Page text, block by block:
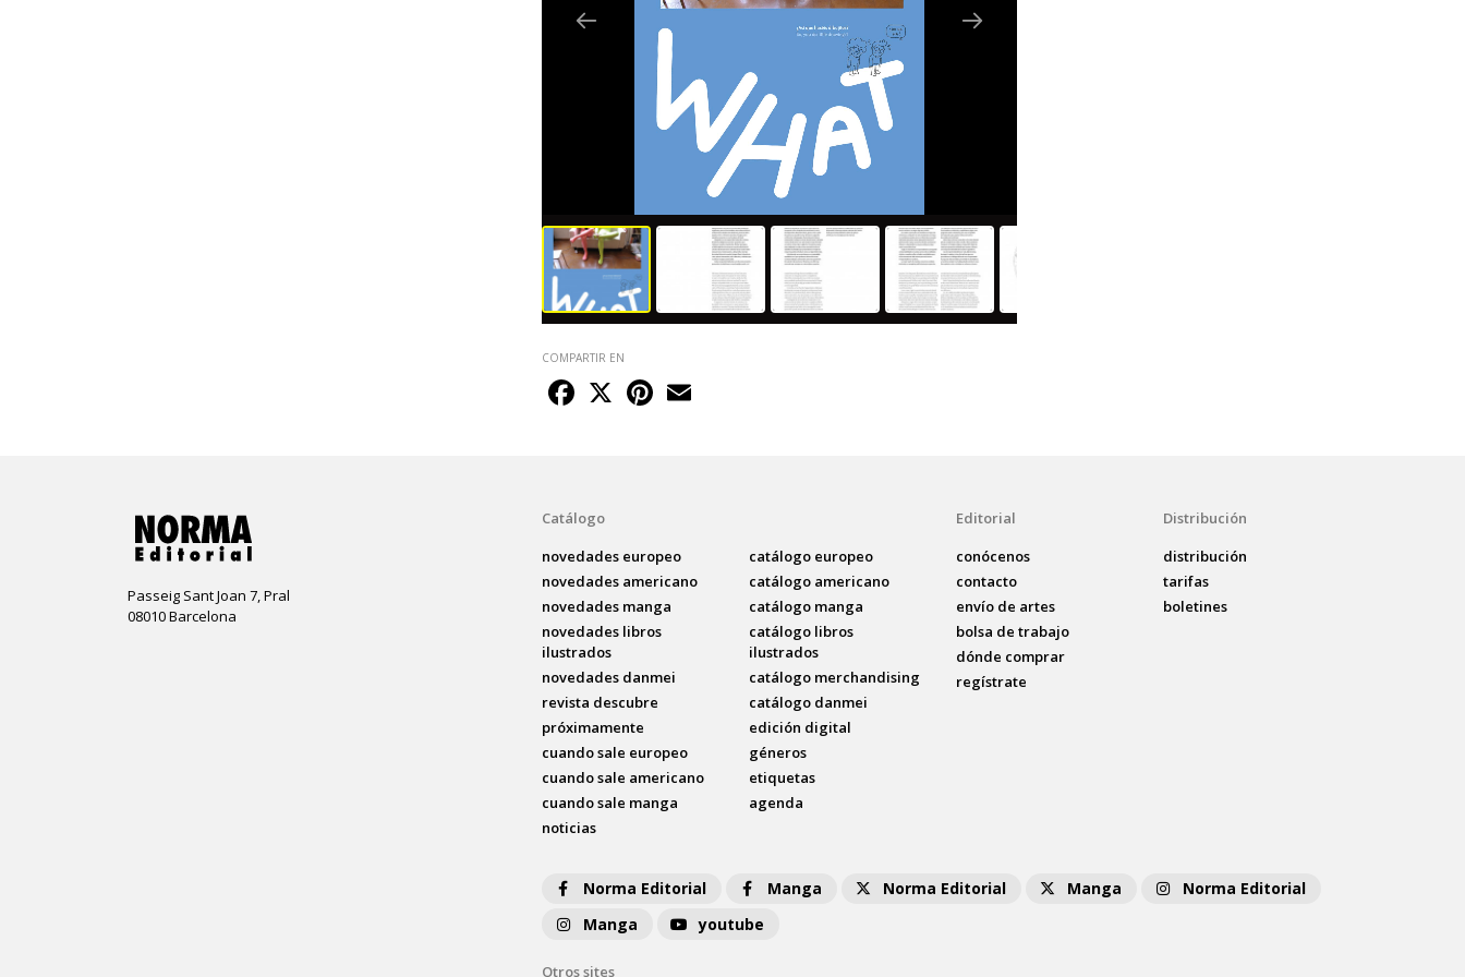
COMPARTIR EN
Facebook
X Pinterest
Passeig Sant Joan 7, Pral
08010 Barcelona
Catálogo
novedades europeo
novedades americano
novedades manga
novedades libros
ilustrados
novedades danmei
revista descubre
próximamente
cuando sale europeo
cuando sale americano
cuando sale manga
noticias
catálogo europeo
catálogo americano
catálogo manga
catálogo libros
ilustrados
catálogo merchandising
catálogo danmei
edición digital
géneros
etiquetas
agenda
Editorial
conócenos
contacto
envío de artes
bolsa de trabajo
dónde comprar
regístrate
Distribución
distribución
tarifas
boletines
Norma Editorial Manga Norma Editorial Manga
Norma Editorial
Manga
youtube
Otros sites